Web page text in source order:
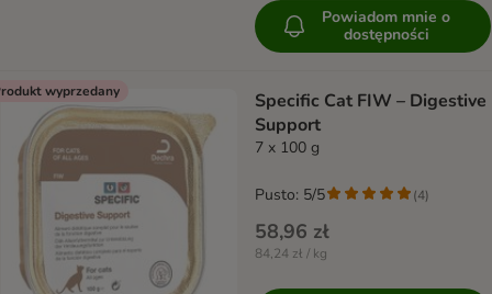
Powiadom mnie o
dostępności
wyprzedany
Specific Cat FIW – Digestive
Support
7 x 100 g
58,96 zł
84,24 zł / kg
Pusto: 5/5 (4)